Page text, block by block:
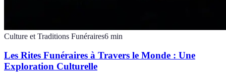
Culture et Traditions Funéraires6 min
Les Rites Funéraires à Travers le Monde : Une
Exploration Culturelle